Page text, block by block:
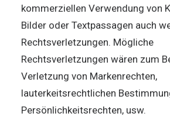
kommerziellen Verwendung von
Bilder oder Textpassagen auch
Rechtsverletzungen. Mögliche
Rechtsverletzungen wären zum
Verletzung von Markenrechten,
lauterkeitsrechtlichen
Persönlichkeitsrechten, usw.